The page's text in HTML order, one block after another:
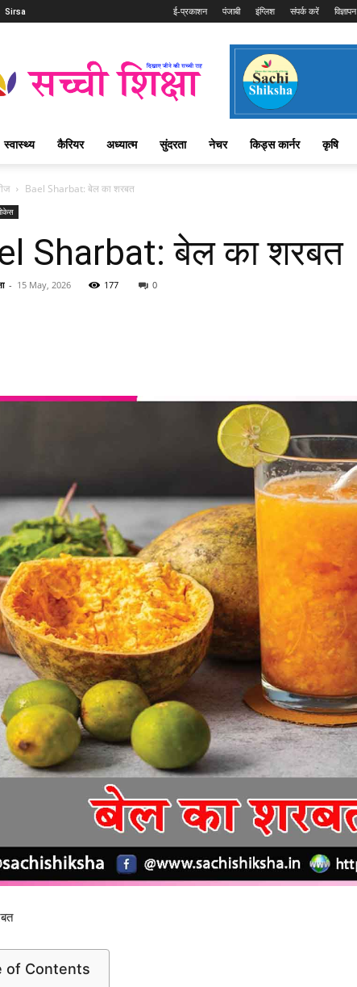
Sirsa ई-प्रकाशन पंजाबी इंग्लिश संपर्क करें विज्ञापन
Shiksha
शिक्षा
पत्रिका
स्वास्थ्य कैरियर अध्यात्म सुंदरता नेचर किड्स कार्नर कृषि
Bael Sharbat: बेल का शरबत
Sharbat: बेल का शरबत
- 15 May, 2026 177 0
of Contents